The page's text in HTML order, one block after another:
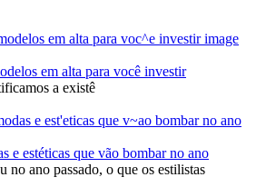
em alta para você investir
a existê
e estéticas que vão bombar no ano
no ano passado, o que os estilistas